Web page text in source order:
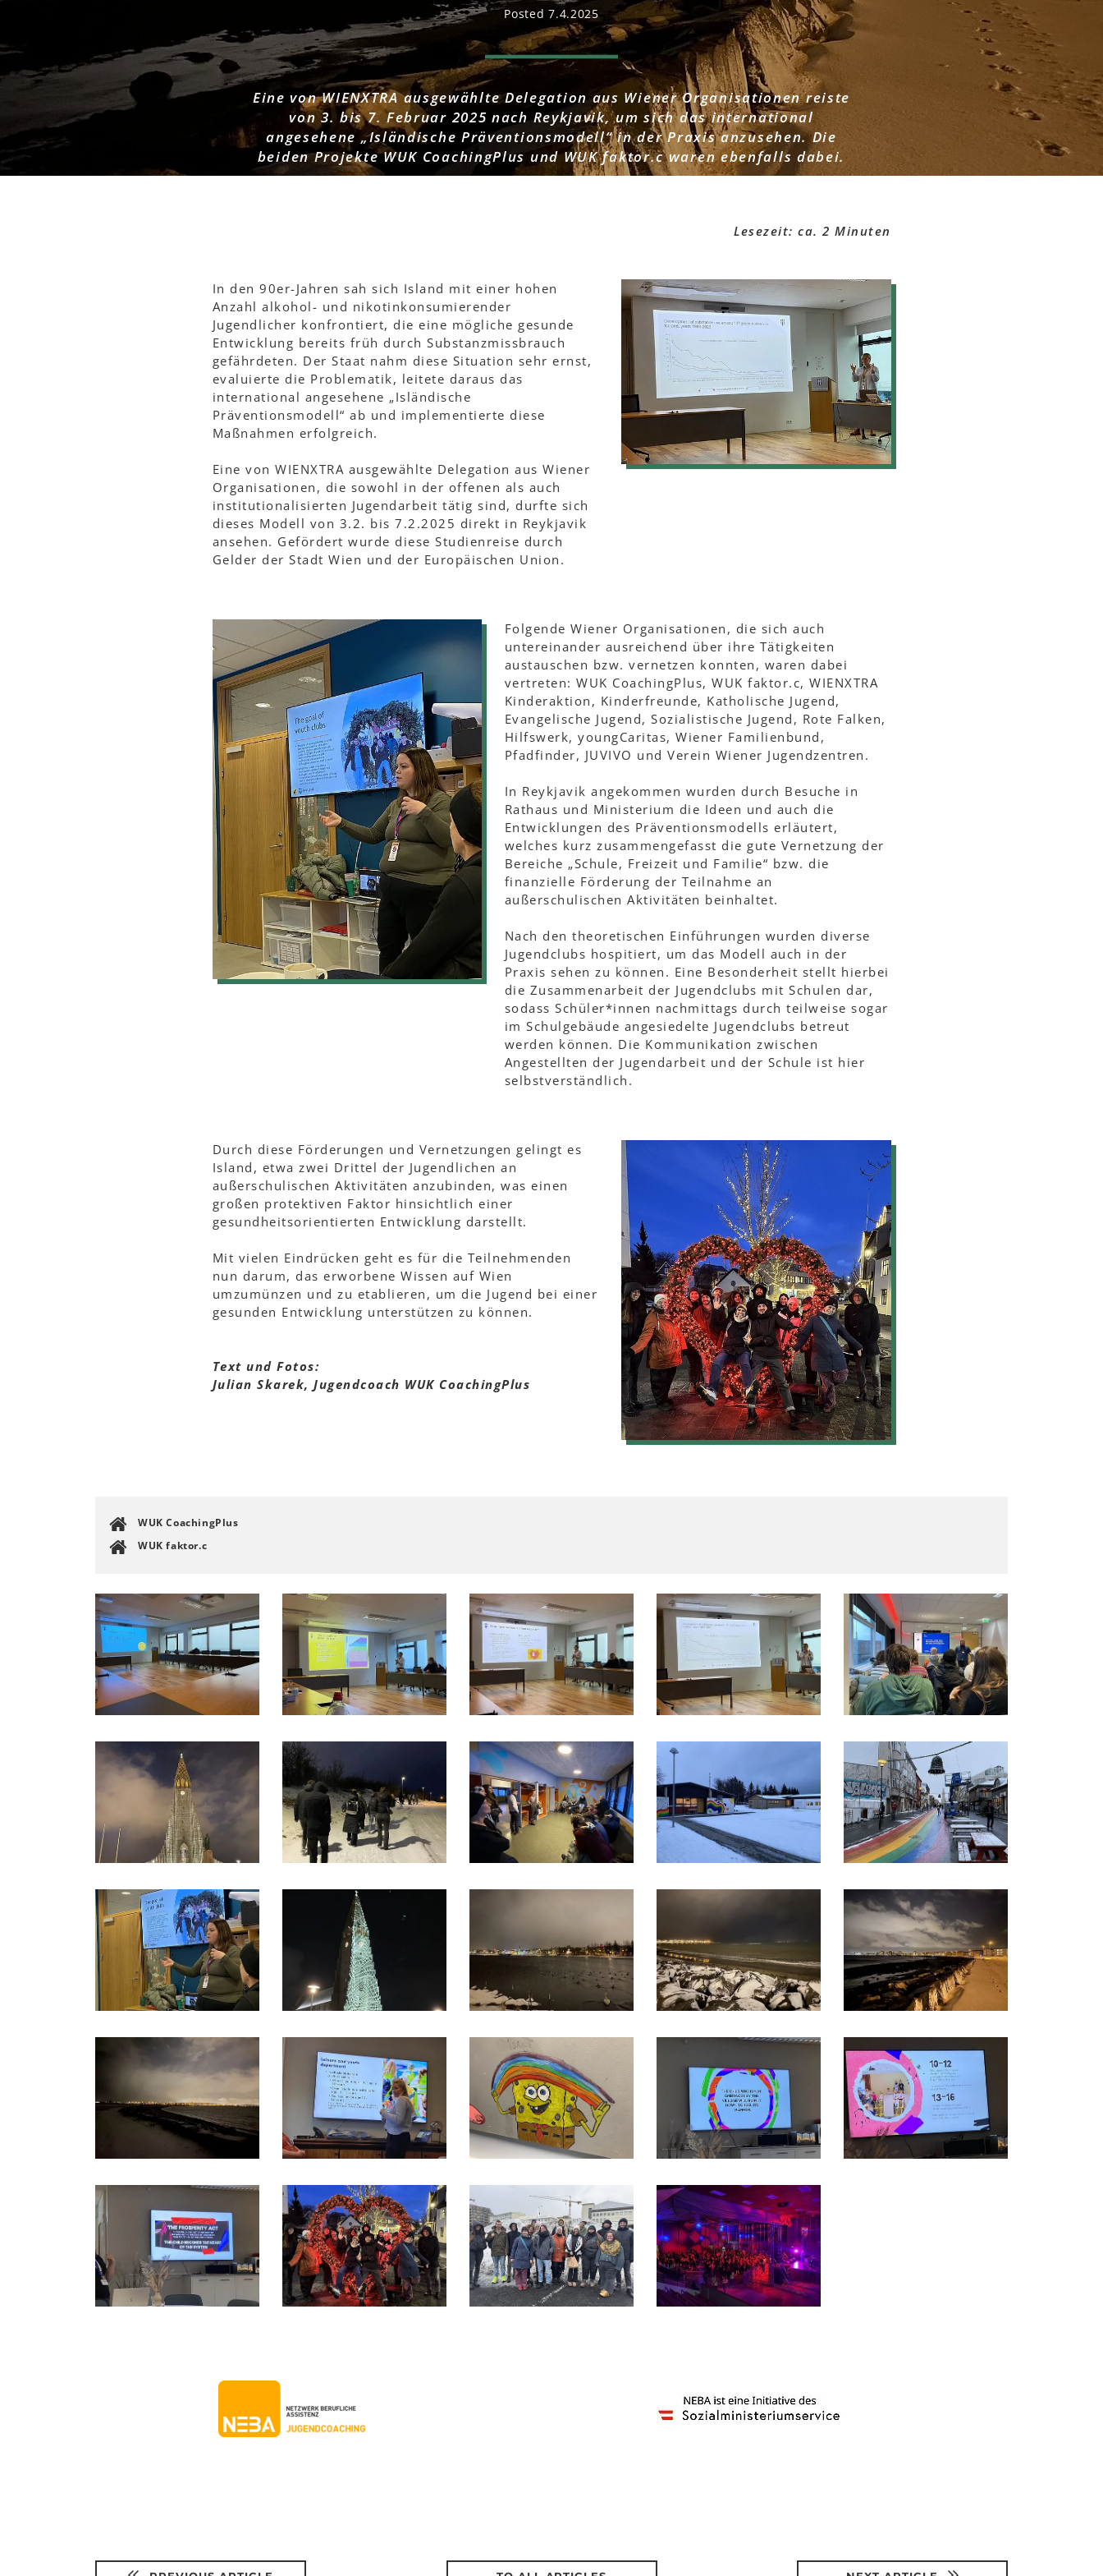
Posted 7.4.2025
Eine von WIENXTRA ausgewählte Delegation aus Wiener Organisationen reiste
von 3. bis 7. Februar 2025 nach Reykjavik, um sich das international
angesehene „Isländische Präventionsmodell“ in der Praxis anzusehen. Die
beiden Projekte WUK CoachingPlus und WUK faktor.c waren ebenfalls dabei.
Lesezeit: ca. 2 Minuten
In den 90er-Jahren sah sich Island mit einer hohen
Anzahl alkohol- und nikotinkonsumierender
Jugendlicher konfrontiert, die eine mögliche gesunde
Entwicklung bereits früh durch Substanzmissbrauch
gefährdeten. Der Staat nahm diese Situation sehr ernst,
evaluierte die Problematik, leitete daraus das
international angesehene „Isländische
Präventionsmodell“ ab und implementierte diese
Maßnahmen erfolgreich.
Eine von WIENXTRA ausgewählte Delegation aus Wiener
Organisationen, die sowohl in der offenen als auch
institutionalisierten Jugendarbeit tätig sind, durfte sich
dieses Modell von 3.2. bis 7.2.2025 direkt in Reykjavik
ansehen. Gefördert wurde diese Studienreise durch
Gelder der Stadt Wien und der Europäischen Union.
Folgende Wiener Organisationen, die sich auch
untereinander ausreichend über ihre Tätigkeiten
austauschen bzw. vernetzen konnten, waren dabei
vertreten: WUK CoachingPlus, WUK faktor.c, WIENXTRA
Kinderaktion, Kinderfreunde, Katholische Jugend,
Evangelische Jugend, Sozialistische Jugend, Rote Falken,
Hilfswerk, youngCaritas, Wiener Familienbund,
Pfadfinder, JUVIVO und Verein Wiener Jugendzentren.
In Reykjavik angekommen wurden durch Besuche in
Rathaus und Ministerium die Ideen und auch die
Entwicklungen des Präventionsmodells erläutert,
welches kurz zusammengefasst die gute Vernetzung der
Bereiche „Schule, Freizeit und Familie“ bzw. die
finanzielle Förderung der Teilnahme an
außerschulischen Aktivitäten beinhaltet.
Nach den theoretischen Einführungen wurden diverse
Jugendclubs hospitiert, um das Modell auch in der
Praxis sehen zu können. Eine Besonderheit stellt hierbei
die Zusammenarbeit der Jugendclubs mit Schulen dar,
sodass Schüler*innen nachmittags durch teilweise sogar
im Schulgebäude angesiedelte Jugendclubs betreut
werden können. Die Kommunikation zwischen
Angestellten der Jugendarbeit und der Schule ist hier
selbstverständlich.
Durch diese Förderungen und Vernetzungen gelingt es
Island, etwa zwei Drittel der Jugendlichen an
außerschulischen Aktivitäten anzubinden, was einen
großen protektiven Faktor hinsichtlich einer
gesundheitsorientierten Entwicklung darstellt.
Mit vielen Eindrücken geht es für die Teilnehmenden
nun darum, das erworbene Wissen auf Wien
umzumünzen und zu etablieren, um die Jugend bei einer
gesunden Entwicklung unterstützen zu können.
Text und Fotos:
Julian Skarek, Jugendcoach WUK CoachingPlus
WUK CoachingPlus
WUK faktor.c